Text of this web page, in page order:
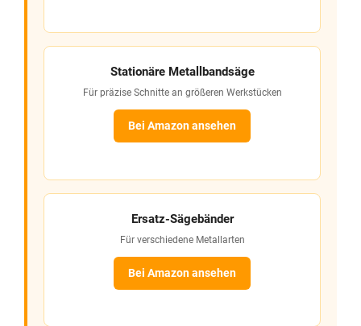
Stationäre Metallbandsäge
Für präzise Schnitte an größeren Werkstücken
Bei Amazon ansehen
Ersatz-Sägebänder
Für verschiedene Metallarten
Bei Amazon ansehen